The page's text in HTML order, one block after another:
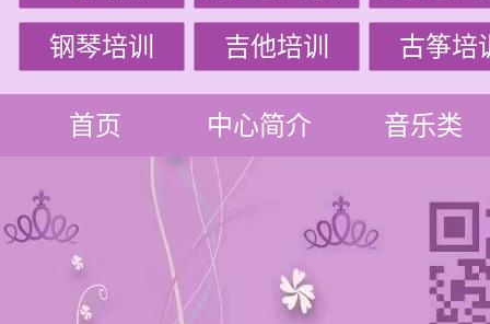
钢琴培训 吉他培训 古筝培
首页 中心简介 音乐类